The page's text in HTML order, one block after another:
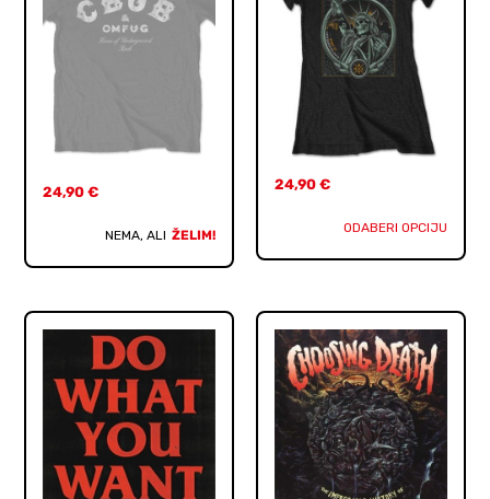
24,90€
NEMA, ALI ŽELIM!
24,90 €
ODABERI OPCIJU